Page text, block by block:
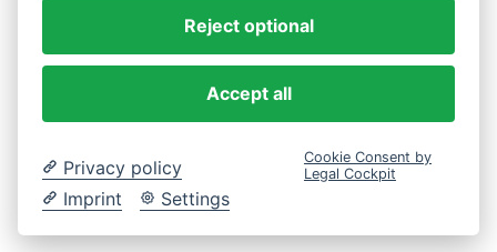
Reject optional
Accept all
Privacy policy
Imprint
Settings
Cookie Consent by
Legal Cockpit